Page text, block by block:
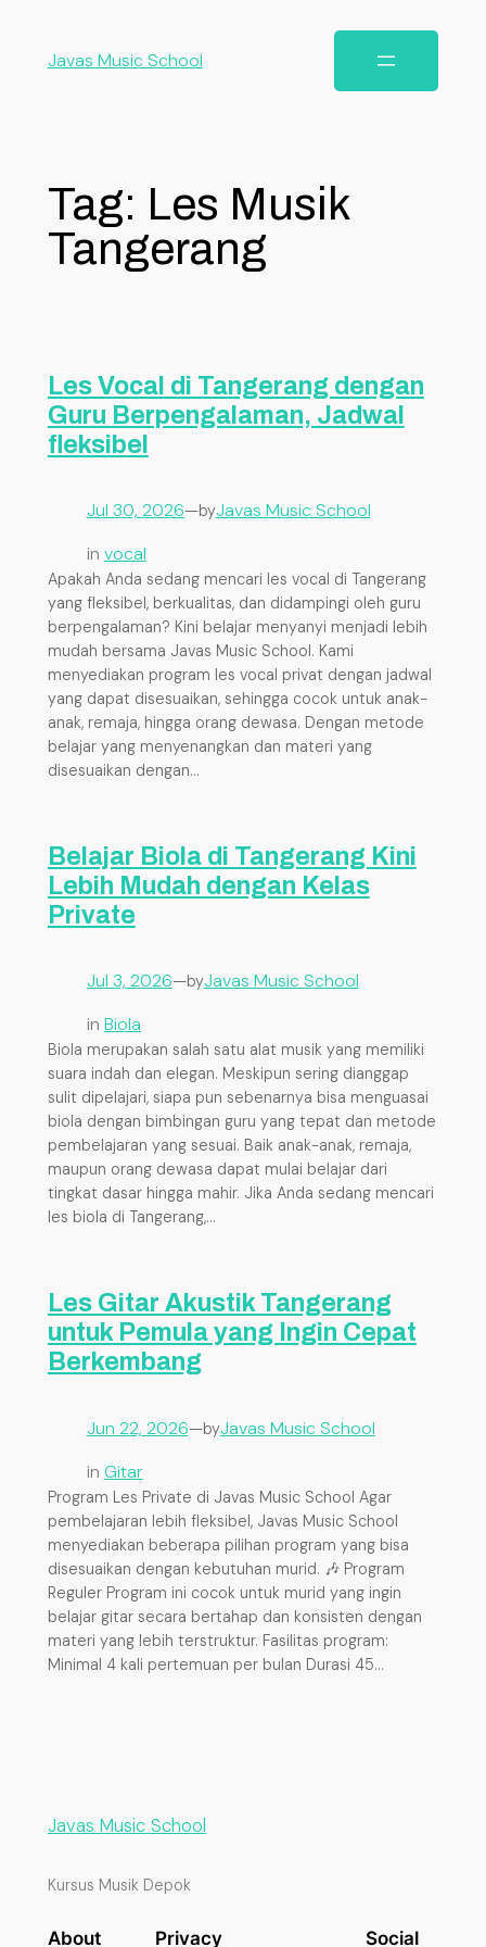
Javas Music School
Tag: Les Musik
Tangerang
Les Vocal di Tangerang dengan
Guru Berpengalaman, Jadwal
fleksibel
Jul 30, 2026—byJavas Music School
in vocal
Apakah Anda sedang mencari les vocal di Tangerang
yang fleksibel, berkualitas, dan didampingi oleh guru
berpengalaman? Kini belajar menyanyi menjadi lebih
mudah bersama Javas Music School. Kami
menyediakan program les vocal privat dengan jadwal
yang dapat disesuaikan, sehingga cocok untuk anak-
anak, remaja, hingga orang dewasa. Dengan metode
belajar yang menyenangkan dan materi yang
disesuaikan dengan…
Belajar Biola di Tangerang Kini
Lebih Mudah dengan Kelas
Private
Jul 3, 2026—byJavas Music School
in Biola
Biola merupakan salah satu alat musik yang memiliki
suara indah dan elegan. Meskipun sering dianggap
sulit dipelajari, siapa pun sebenarnya bisa menguasai
biola dengan bimbingan guru yang tepat dan metode
pembelajaran yang sesuai. Baik anak-anak, remaja,
maupun orang dewasa dapat mulai belajar dari
tingkat dasar hingga mahir. Jika Anda sedang mencari
les biola di Tangerang,…
Les Gitar Akustik Tangerang
untuk Pemula yang Ingin Cepat
Berkembang
Jun 22, 2026—byJavas Music School
in Gitar
Program Les Private di Javas Music School Agar
pembelajaran lebih fleksibel, Javas Music School
menyediakan beberapa pilihan program yang bisa
disesuaikan dengan kebutuhan murid. 🎶 Program
Reguler Program ini cocok untuk murid yang ingin
belajar gitar secara bertahap dan konsisten dengan
materi yang lebih terstruktur. Fasilitas program:
Minimal 4 kali pertemuan per bulan Durasi 45…
Javas Music School
Kursus Musik Depok
About Privacy Social